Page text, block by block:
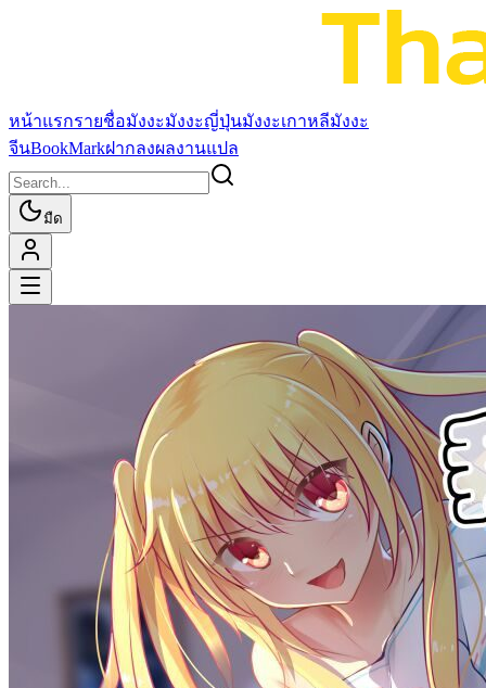
หน้าแรกรายชื่อมังงะมังงะญี่ปุ่นมังงะเกาหลีมังงะ
จีนBookMarkฝากลงผลงานแปล
มืด